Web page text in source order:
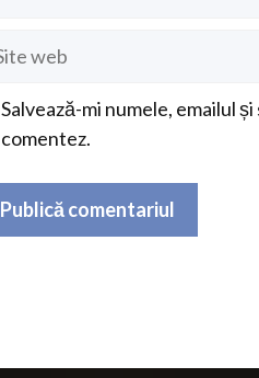
Salvează-mi numele, emailul
comentez.